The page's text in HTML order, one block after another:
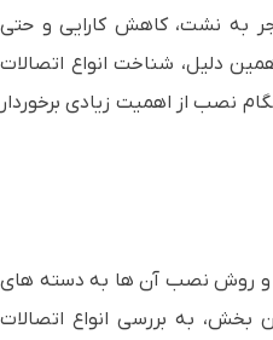
به نشت، کاهش کارایی و حتی
دلیل، شناخت انواع اتصالات
نصب از اهمیت زیادی برخوردار
و روش نصب آن ها به دسته های
به بررسی انواع اتصالات